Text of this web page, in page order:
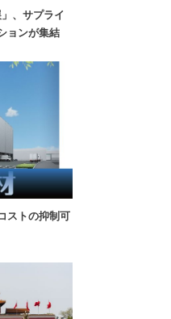
、サプライ
ョンが集結
ストの抑制可